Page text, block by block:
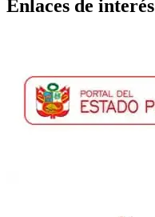
Enlaces de interés